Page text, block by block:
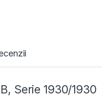
Serie 1930/1930